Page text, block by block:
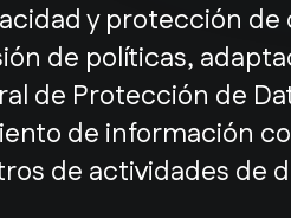
y protección
de políticas,
de Protección de
de información
de actividades de